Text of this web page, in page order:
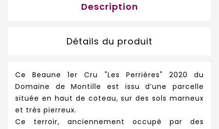
Description
Détails du produit
Ce Beaune 1er Cru "Les Perrières" 2020 du
Domaine de Montille est issu d’une parcelle
située en haut de coteau, sur des sols marneux
et très pierreux.
Ce terroir, anciennement occupé par des